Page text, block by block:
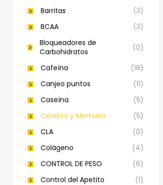
Barritas
(3)
BCAA
(3)
Bloqueadores de
Carbohidratos
(0)
Cafeína
(18)
Canjeo puntos
(11)
Caseína
(5)
Cerebro y Memoria
(5)
CLA
(0)
Colágeno
(4)
CONTROL DE PESO
(6)
Control del Apetito
(1)